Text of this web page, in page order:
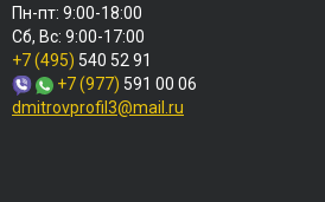
Пн-пт: 9:00-18:00
Сб, Вс: 9:00-17:00
+7 (495) 540 52 91
+7 (977) 591 00 06
dmitrovprofil3@mail.ru